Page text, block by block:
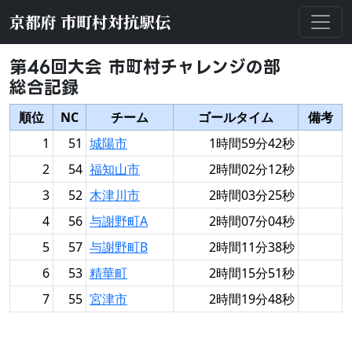
京都府 市町村対抗駅伝
第46回大会 市町村チャレンジの部
総合記録
順位 NC チーム ゴールタイム
備考
1
51 城陽市
1時間59分42秒
2
54 福知山市
2時間02分12秒
3
52 木津川市
2時間03分25秒
4
56 与謝野町A
2時間07分04秒
5
57 与謝野町B
2時間11分38秒
6
53 精華町
2時間15分51秒
7
55 宮津市 2時間19分48秒